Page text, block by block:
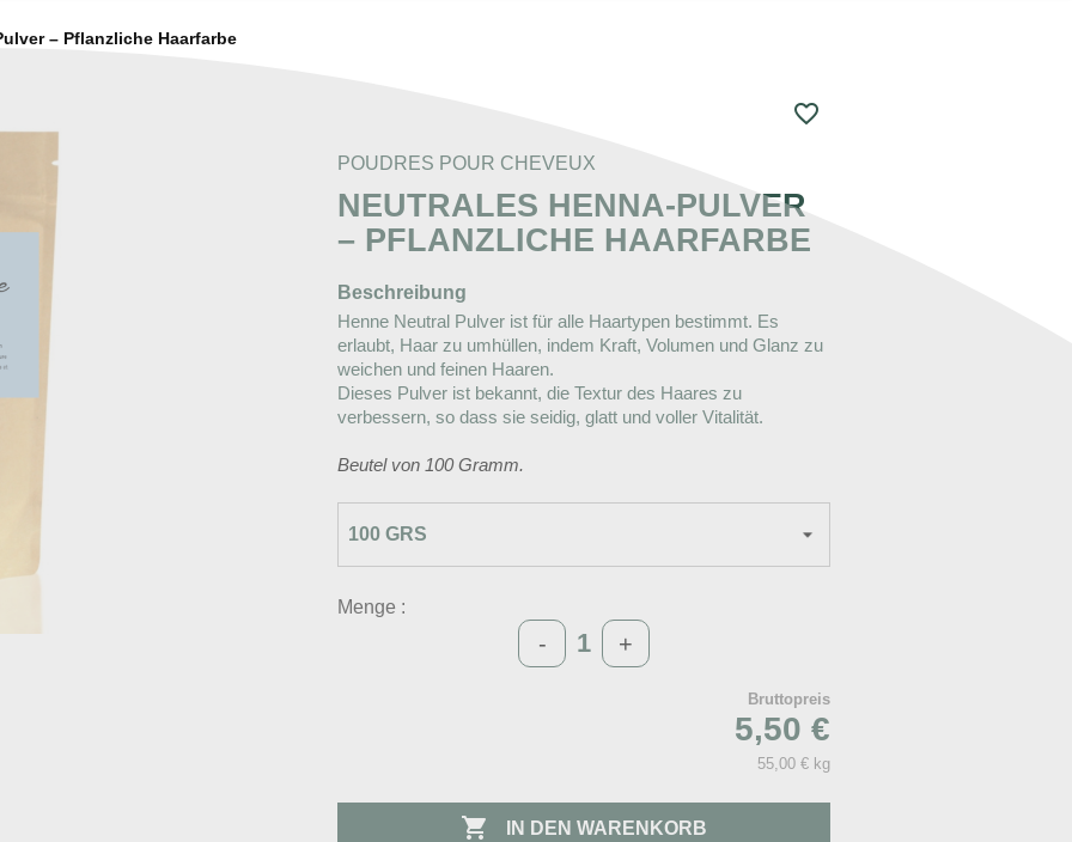
– Pflanzliche Haarfarbe
favorite_border
POUDRES POUR CHEVEUX
NEUTRALES HENNA-PULVER
– PFLANZLICHE HAARFARBE
Beschreibung
Henne Neutral Pulver ist für alle Haartypen bestimmt. Es
erlaubt, Haar zu umhüllen, indem Kraft, Volumen und Glanz zu
weichen und feinen Haaren.
Dieses Pulver ist bekannt, die Textur des Haares zu
verbessern, so dass sie seidig, glatt und voller Vitalität.
Beutel von 100 Gramm.
Menge :
- +
Bruttopreis
5,50 €
55,00 € kg
 IN DEN WARENKORB